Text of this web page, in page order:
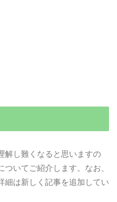
解し難くなると思いますの
ついてご紹介します。なお、
細は新しく記事を追加してい